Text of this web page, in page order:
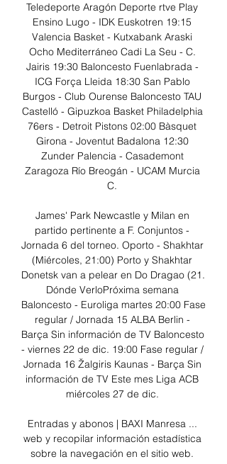
Teledeporte Aragón Deporte rtve Play
Ensino Lugo - IDK Euskotren 19:15
Valencia Basket - Kutxabank Araski
Ocho Mediterráneo Cadi La Seu - C.
Jairis 19:30 Baloncesto Fuenlabrada -
ICG Força Lleida 18:30 San Pablo
Burgos - Club Ourense Baloncesto TAU
Castelló - Gipuzkoa Basket Philadelphia
76ers - Detroit Pistons 02:00 Bàsquet
Girona - Joventut Badalona 12:30
Zunder Palencia - Casademont
Zaragoza Río Breogán - UCAM Murcia
C.
James' Park Newcastle y Milan en
partido pertinente a F. Conjuntos -
Jornada 6 del torneo. Oporto - Shakhtar
(Miércoles, 21:00) Porto y Shakhtar
Donetsk van a pelear en Do Dragao (21.
Dónde VerloPróxima semana
Baloncesto - Euroliga martes 20:00 Fase
regular / Jornada 15 ALBA Berlin -
Barça Sin información de TV Baloncesto
- viernes 22 de dic. 19:00 Fase regular /
Jornada 16 Žalgiris Kaunas - Barça Sin
información de TV Este mes Liga ACB
miércoles 27 de dic.
Entradas y abonos | BAXI Manresa ...
web y recopilar información estadística
sobre la navegación en el sitio web.